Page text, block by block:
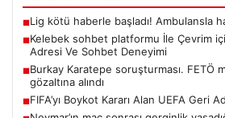
Burkay Karatepe soruşturması. FETÖ
gözaltına alındı
■FIFA’yı Boykot Kararı Alan UEFA Geri
Neymar’ın maç sonrası gerginlik
Güncel